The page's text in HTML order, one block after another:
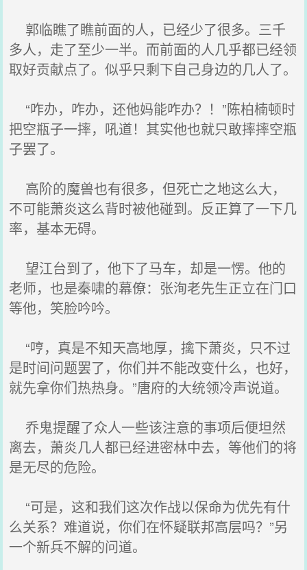
郭临瞧了瞧前面的人，已经少了很多。三千
多人，走了至少一半。而前面的人几乎都已经领
取好贡献点了。似乎只剩下自己身边的几人了。
“咋办，咋办，还他妈能咋办？！”陈柏楠顿时
把空瓶子一摔，吼道！其实他也就只敢摔摔空瓶
子罢了。
高阶的魔兽也有很多，但死亡之地这么大，
不可能萧炎这么背时被他碰到。反正算了一下几
率，基本无碍。
望江台到了，他下了马车，却是一愣。他的
老师，也是秦啸的幕僚：张洵老先生正立在门口
等他，笑脸吟吟。
“哼，真是不知天高地厚，擒下萧炎，只不过
是时间问题罢了，你们并不能改变什么，也好，
就先拿你们热热身。”唐府的大统领冷声说道。
乔鬼提醒了众人一些该注意的事项后便坦然
离去，萧炎几人都已经进密林中去，等他们的将
是无尽的危险。
“可是，这和我们这次作战以保命为优先有什
么关系？难道说，你们在怀疑联邦高层吗？”另
一个新兵不解的问道。